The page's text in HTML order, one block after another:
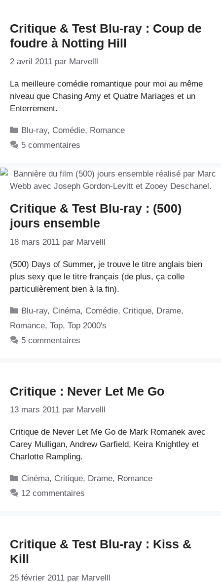
Critique & Test Blu-ray : Coup de
foudre à Notting Hill
2 avril 2011 par Marvelll
La meilleure comédie romantique pour moi au même
niveau que Chasing Amy et Quatre Mariages et un
Enterrement.
Catégories
Blu-ray, Comédie, Romance
5 commentaires
Critique & Test Blu-ray : (500)
jours ensemble
18 mars 2011 par Marvelll
(500) Days of Summer, je trouve le titre anglais bien
plus sexy que le titre français (de plus, ça colle
particulièrement bien à la fin).
Catégories
Blu-ray, Cinéma, Comédie, Critique, Drame,
Romance, Top, Top 2000's
5 commentaires
Critique : Never Let Me Go
13 mars 2011 par Marvelll
Critique de Never Let Me Go de Mark Romanek avec
Carey Mulligan, Andrew Garfield, Keira Knightley et
Charlotte Rampling.
Catégories
Cinéma, Critique, Drame, Romance
12 commentaires
Critique & Test Blu-ray : Kiss &
Kill
25 février 2011 par Marvelll